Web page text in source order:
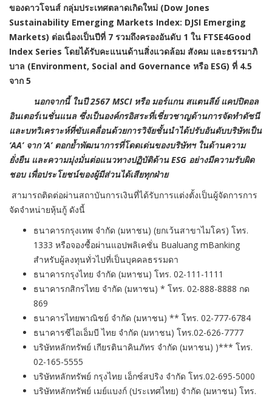
ของดาวโจนส์ กลุ่มประเทศตลาดเกิดใหม่ (Dow Jones
Sustainability Emerging Markets Index: DJSI Emerging
Markets) ต่อเนื่องเป็นปีที่ 7 รวมถึงครองอันดับ 1 ใน FTSE4Good
Index Series โดยได้รับคะแนนด้านสิ่งแวดล้อม สังคม และธรรมาภิ
บาล (Environment, Social and Governance หรือ ESG) ที่ 4.5
จาก 5
นอกจากนี้ ในปี 2567 MSCI หรือ มอร์แกน สแตนลีย์ แคปปิตอล
อินเตอร์เนชั่นแนล ซึ่งเป็นองค์กรอิสระที่เชี่ยวชาญด้านการจัดทำดัชนี
และบทวิเคราะห์ที่ขับเคลื่อนด้วยการวิจัยชั้นนำได้ปรับอันดับบริษัทเป็น
‘AA’ จาก ‘A’ ตอกย้ำพัฒนาการที่โดดเด่นของบริษัทฯ ในด้านความ
ยั่งยืน และความมุ่งมั่นต่อแนวทางปฏิบัติด้าน ESG อย่างมีความรับผิด
ชอบ เพื่อประโยชน์ของผู้มีส่วนได้เสียทุกฝ่าย
สามารถติดต่อผ่านสถาบันการเงินที่ได้รับการแต่งตั้งเป็นผู้จัดการการ
จัดจำหน่ายหุ้นกู้ ดังนี้
ธนาคารกรุงเทพ จำกัด (มหาชน) (ยกเว้นสาขาไมโคร) โทร.
1333 หรือจองซื้อผ่านแอปพลิเคชั่น Bualuang mBanking
สำหรับผู้ลงทุนทั่วไปที่เป็นบุคคลธรรมดา
ธนาคารกรุงไทย จำกัด (มหาชน) โทร. 02-111-1111
ธนาคารกสิกรไทย จำกัด (มหาชน) * โทร. 02-888-8888 กด
869
ธนาคารไทยพาณิชย์ จำกัด (มหาชน) ** โทร. 02-777-6784
ธนาคารซีไอเอ็มบี ไทย จำกัด (มหาชน) โทร.02-626-7777
บริษัทหลักทรัพย์ เกียรตินาคินภัทร จำกัด (มหาชน) )*** โทร.
02-165-5555
บริษัทหลักทรัพย์ กรุงไทย เอ็กซ์สปริง จำกัด โทร.02-695-5000
บริษัทหลักทรัพย์ เมย์แบงก์ (ประเทศไทย) จำกัด (มหาชน) โทร.